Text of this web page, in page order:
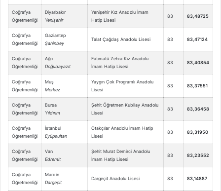
Coğrafya
Öğretmenliği
Diyarbakır
Yenişehir
Yenişehir Kız Anadolu İmam
Hatip Lisesi
83 83,48725
Coğrafya
Öğretmenliği
Gaziantep
Şahinbey
Talat Çağdaş Anadolu Lisesi 83 83,47124
Coğrafya
Öğretmenliği
Ağrı
Doğubayazıt
Fatımatü Zehra Kız Anadolu
İmam Hatip Lisesi
83 83,40854
Coğrafya
Öğretmenliği
Muş
Merkez
Yaygın Çok Programlı Anadolu
Lisesi
83 83,37551
Coğrafya
Öğretmenliği
Bursa
Yıldırım
Şehit Öğretmen Kubilay Anadolu
Lisesi
83 83,36458
Coğrafya
Öğretmenliği
İstanbul
Eyüpsultan
Otakçılar Anadolu İmam Hatip
Lisesi
83 83,31950
Coğrafya
Öğretmenliği
Van
Edremit
Şehit Murat Demirci Anadolu
İmam Hatip Lisesi
83 83,23552
Coğrafya
Öğretmenliği
Mardin
Dargeçit
Dargeçit Anadolu Lisesi 83 83,14887